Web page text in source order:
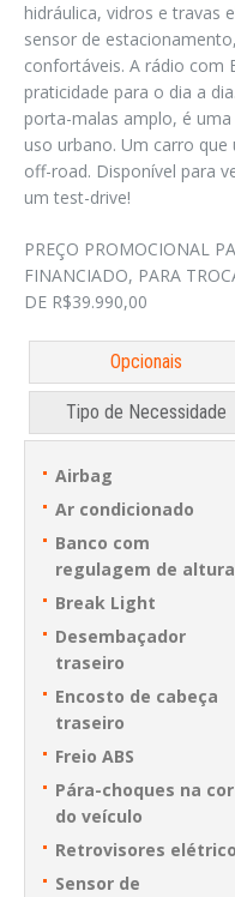
hidráulica, vidros e travas
sensor de
confortáveis. A rádio com
praticidade para o dia a
porta-malas amplo, é
uso urbano. Um carro
off-road. Disponível para
um test-drive!
PREÇO PROMOCIONAL
FINANCIADO, PARA
DE R$39.990,00
Opcionais
Tipo de Necessidade
Airbag
Ar condicionado
Banco com
regulagem de altura
Break Light
Desembaçador
traseiro
Encosto de cabeça
traseiro
Freio ABS
Pára-choques na cor
do veículo
Retrovisores
Sensor de